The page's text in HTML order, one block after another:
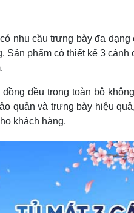
nhu cầu trưng bày đa dạng
phẩm có thiết kế 3 cánh
đều trong toàn bộ
quản và trưng bày hiệu
khách hàng.